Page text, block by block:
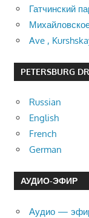
Гатчинский
Ave ,
PETERSBURG
Russian
English
French
German
АУДИО-ЭФИР
Аудио —